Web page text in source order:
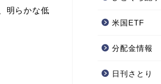
明らかな低
米国ETF
分配金情報
日刊さとり